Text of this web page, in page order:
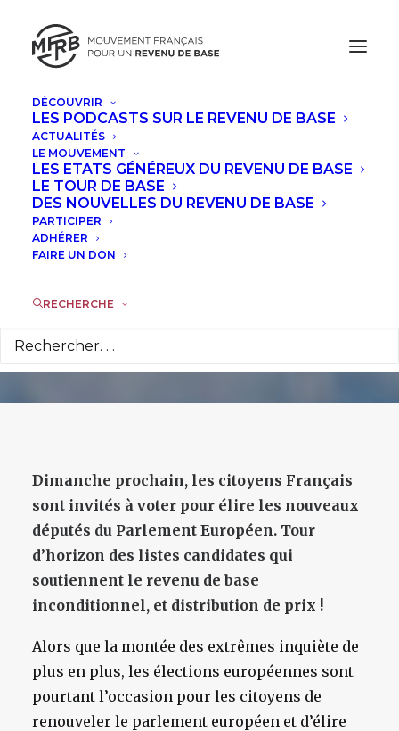
DÉCOUVRIR
LES PODCASTS SUR LE REVENU DE BASE
ACTUALITÉS
LE MOUVEMENT
LES ETATS GÉNÉREUX DU REVENU DE BASE
LE TOUR DE BASE
DES NOUVELLES DU REVENU DE BASE
PARTICIPER
ADHÉRER
FAIRE UN DON
RECHERCHE
Élections
Européennes: les
soutiennent le
revenu de base
23 MAI 2014
Dimanche prochain, les citoyens Français
sont invités à voter pour élire les nouveaux
députés du Parlement Européen. Tour
d’horizon des listes candidates qui
soutiennent le revenu de base
inconditionnel, et distribution de prix !
Alors que la montée des extrêmes inquiète de
plus en plus, les élections européennes sont
pourtant l’occasion pour les citoyens de
renouveler le parlement européen et d’élire